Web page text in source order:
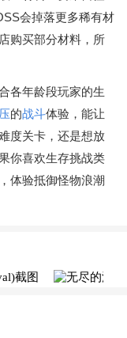
会掉落更多稀有材
购买部分材料，所
各年龄段玩家的生
的战斗体验，能让
度关卡，还是想放
你喜欢生存挑战类
体验抵御怪物浪潮